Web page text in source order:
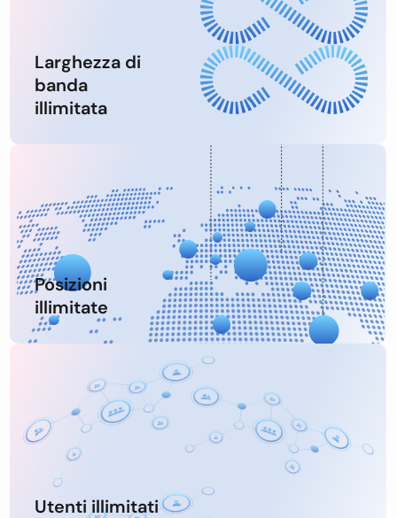
Larghezza di
banda
illimitata
Posizioni
illimitate
Utenti illimitati